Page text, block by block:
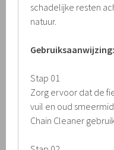
schadelijke resten
natuur.
Gebruiksaanwijzing:
Stap 01
Zorg ervoor dat de
vuil en oud
Chain Cleaner